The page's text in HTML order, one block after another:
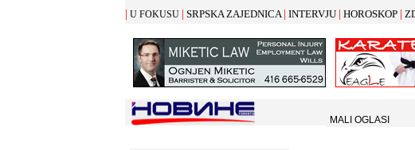
| U FOKUSU | SRPSKA ZAJEDNICA | INTERVJU | HOROSKOP |
MALI OGLASI